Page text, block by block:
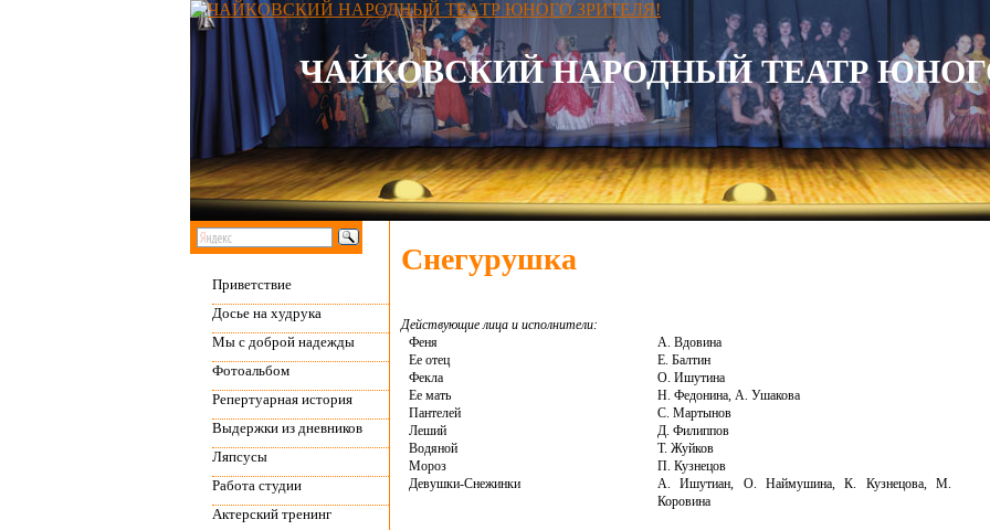
ЧАЙКОВСКИЙ НАРОДНЫЙ ТЕАТР
Приветствие
Досье на худрука
Мы с доброй надежды
Фотоальбом
Репертуарная история
Выдержки из дневников
Ляпсусы
Работа студии
Актерский тренинг
Снегурушка
Действующие лица и исполнители:
Феня
А. Вдовина
Ее отец
Е. Балтин
Фекла
О. Ишутина
Ее мать
Н. Федонина, А. Ушакова
Пантелей
С. Мартынов
Леший
Д. Филиппов
Водяной
Т. Жуйков
Мороз
П. Кузнецов
Девушки-Снежинки
А. Ишутиан, О. Наймушина, К. Кузнецова, М.
Коровина